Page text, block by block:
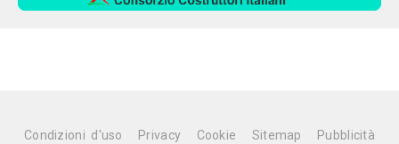
Condizioni d'uso Privacy Cookie Sitemap Pubblicità